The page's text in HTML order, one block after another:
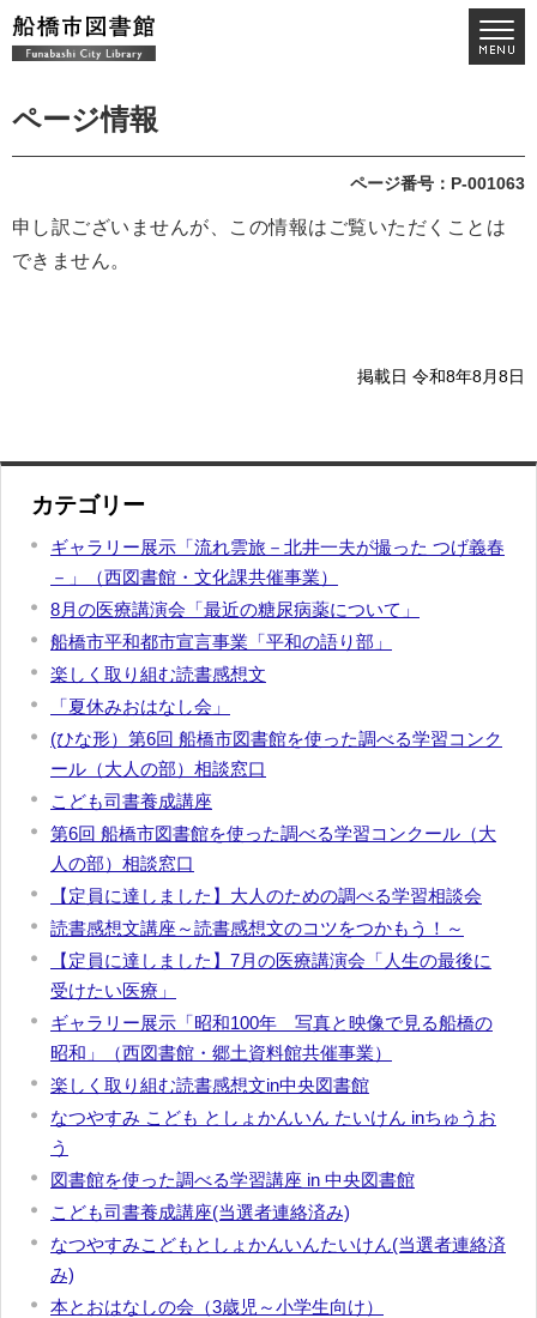
ページ情報
ページ番号：P-001063
申し訳ございませんが、この情報はご覧いただくことは
できません。
掲載日 令和8年8月8日
カテゴリー
ギャラリー展示「流れ雲旅－北井一夫が撮った つげ義春
－」（西図書館・文化課共催事業）
8月の医療講演会「最近の糖尿病薬について」
船橋市平和都市宣言事業「平和の語り部」
楽しく取り組む読書感想文
「夏休みおはなし会」
(ひな形）第6回 船橋市図書館を使った調べる学習コンク
ール（大人の部）相談窓口
こども司書養成講座
第6回 船橋市図書館を使った調べる学習コンクール（大
人の部）相談窓口
【定員に達しました】大人のための調べる学習相談会
読書感想文講座～読書感想文のコツをつかもう！～
【定員に達しました】7月の医療講演会「人生の最後に
受けたい医療」
ギャラリー展示「昭和100年 写真と映像で見る船橋の
昭和」（西図書館・郷土資料館共催事業）
楽しく取り組む読書感想文in中央図書館
なつやすみ こども としょかんいん たいけん inちゅうお
う
図書館を使った調べる学習講座 in 中央図書館
こども司書養成講座(当選者連絡済み)
なつやすみこどもとしょかんいんたいけん(当選者連絡済
み)
本とおはなしの会（3歳児～小学生向け）